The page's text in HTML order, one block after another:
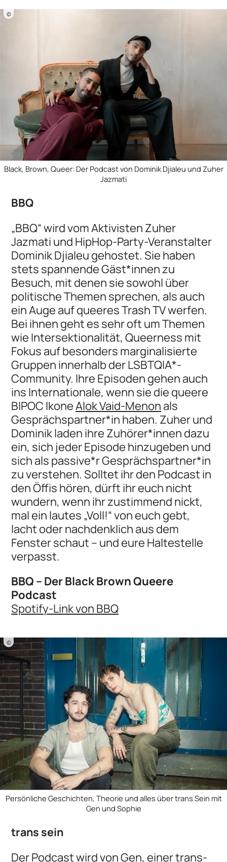
©
Black, Brown, Queer: Der Podcast von Dominik Djialeu und Zuher
Jazmati
BBQ
„BBQ“ wird vom Aktivisten Zuher
Jazmati und HipHop-Party-Veranstalter
Dominik Djialeu gehostet. Sie haben
stets spannende Gäst*innen zu
Besuch, mit denen sie sowohl über
politische Themen sprechen, als auch
ein Auge auf queeres Trash TV werfen.
Bei ihnen geht es sehr oft um Themen
wie Intersektionalität, Queerness mit
Fokus auf besonders marginalisierte
Gruppen innerhalb der LSBTQIA*-
Community. Ihre Episoden gehen auch
ins Internationale, wenn sie die queere
BIPOC IkoneAlok Vaid-Menonals
Gesprächspartner*in haben. Zuher und
Dominik laden ihre Zuhörer*innen dazu
ein, sich jeder Episode hinzugeben und
sich als passive*r Gesprächspartner*in
zu verstehen. Solltet ihr den Podcast in
den Öffis hören, dürft ihr euch nicht
wundern, wenn ihr zustimmend nickt,
mal ein lautes „Voll!“ von euch gebt,
lacht oder nachdenklich aus dem
Fenster schaut – und eure Haltestelle
verpasst.
BBQ – Der Black Brown Queere
Podcast
Spotify-Link von BBQ
©
Persönliche Geschichten, Theorie und alles über trans Sein mit
Gen und Sophie
trans sein
Der Podcast wird von Gen, einer trans-